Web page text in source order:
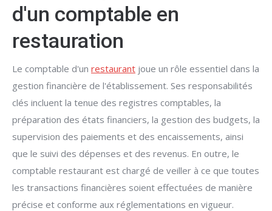
d'un comptable en
restauration
Le comptable d'un restaurant joue un rôle essentiel dans la
gestion financière de l'établissement. Ses responsabilités
clés incluent la tenue des registres comptables, la
préparation des états financiers, la gestion des budgets, la
supervision des paiements et des encaissements, ainsi
que le suivi des dépenses et des revenus. En outre, le
comptable restaurant est chargé de veiller à ce que toutes
les transactions financières soient effectuées de manière
précise et conforme aux réglementations en vigueur.